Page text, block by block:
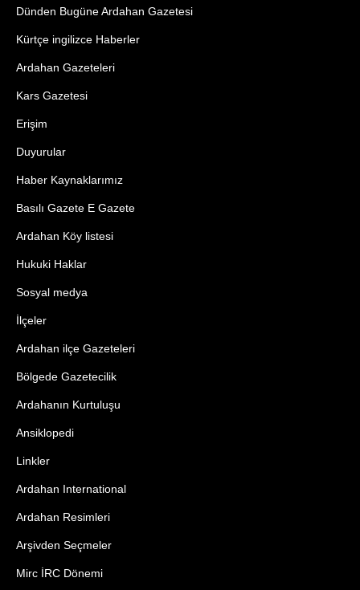
Dünden Bugüne Ardahan Gazetesi
Kürtçe ingilizce Haberler
Ardahan Gazeteleri
Kars Gazetesi
Erişim
Duyurular
Haber Kaynaklarımız
Basılı Gazete E Gazete
Ardahan Köy listesi
Hukuki Haklar
Sosyal medya
İlçeler
Ardahan ilçe Gazeteleri
Bölgede Gazetecilik
Ardahanın Kurtuluşu
Ansiklopedi
Linkler
Ardahan International
Ardahan Resimleri
Arşivden Seçmeler
Mirc İRC Dönemi